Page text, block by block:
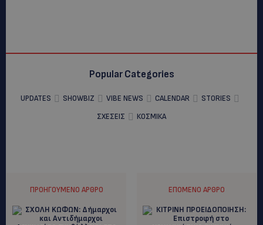
Popular Categories
UPDATES SHOWBIZ VIBE NEWS CALENDAR
STORIES
ΣΧΕΣΕΙΣ
ΚΟΣΜΙΚΑ
ΠΡΟΗΓΟΎΜΕΝΟ ΆΡΘΡΟ ΕΠΌΜΕΝΟ ΆΡΘΡΟ